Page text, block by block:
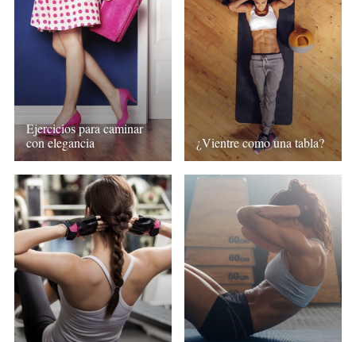
Ejercicios para caminar
con elegancia
¿Vientre como una tabla?